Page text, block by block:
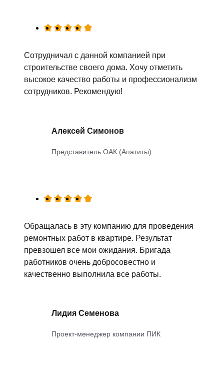
Сотрудничал с данной компанией при
строительстве своего дома. Хочу отметить
высокое качество работы и профессионализм
сотрудников. Рекомендую!
Алексей Симонов
Представитель ОАК (Апатиты)
Обращалась в эту компанию для проведения
ремонтных работ в квартире. Результат
превзошел все мои ожидания. Бригада
работников очень добросовестно и
качественно выполнила все работы.
Лидия Семенова
Проект-менеджер компании ПИК